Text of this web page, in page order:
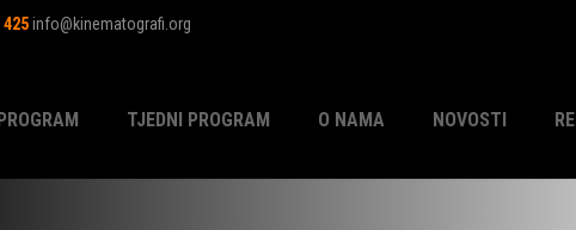
info@kinematografi.org
TJEDNI PROGRAM O NAMA NOVOSTI